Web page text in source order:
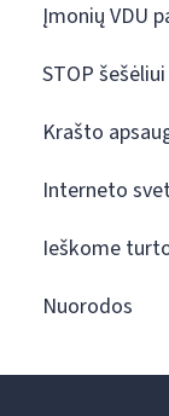
Įmonių VDU
STOP šešėliui
Krašto
Interneto
Ieškome
Nuorodos